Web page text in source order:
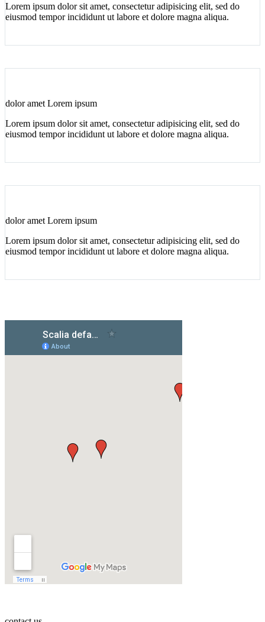
Lorem ipsum dolor sit amet, consectetur adipisicing elit, sed do
eiusmod tempor incididunt ut labore et dolore magna aliqua.
dolor amet Lorem ipsum
Lorem ipsum dolor sit amet, consectetur adipisicing elit, sed do
eiusmod tempor incididunt ut labore et dolore magna aliqua.
dolor amet Lorem ipsum
Lorem ipsum dolor sit amet, consectetur adipisicing elit, sed do
eiusmod tempor incididunt ut labore et dolore magna aliqua.